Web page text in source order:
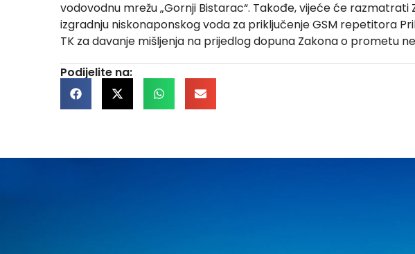
vodovodnu mrežu „Gornji Bistarac“. Takođe, vijeće će
izgradnju niskonaponskog voda za priključenje GSM repetitora
TK za davanje mišljenja na prijedlog dopuna Zakona o prometu
Podijelite na: